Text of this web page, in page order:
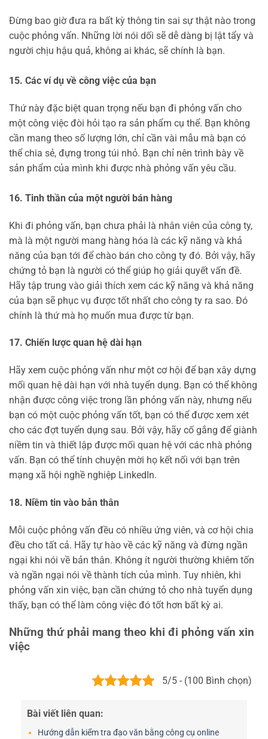
Đừng bao giờ đưa ra bất kỳ thông tin sai sự thật nào trong
cuộc phỏng vấn. Những lời nói dối sẽ dễ dàng bị lật tẩy và
người chịu hậu quả, không ai khác, sẽ chính là bạn.
15. Các ví dụ về công việc của bạn
Thứ này đặc biệt quan trọng nếu bạn đi phỏng vấn cho
một công việc đòi hỏi tạo ra sản phẩm cụ thể. Bạn không
cần mang theo số lượng lớn, chỉ cần vài mẫu mà bạn có
thể chia sẻ, đựng trong túi nhỏ. Bạn chỉ nên trình bày về
sản phẩm của mình khi được nhà phỏng vấn yêu cầu.
16. Tinh thần của một người bán hàng
Khi đi phỏng vấn, bạn chưa phải là nhân viên của công ty,
mà là một người mang hàng hóa là các kỹ năng và khả
năng của bạn tới để chào bán cho công ty đó. Bởi vậy, hãy
chứng tỏ bạn là người có thể giúp họ giải quyết vấn đề.
Hãy tập trung vào giải thích xem các kỹ năng và khả năng
của bạn sẽ phục vụ được tốt nhất cho công ty ra sao. Đó
chính là thứ mà họ muốn mua được từ bạn.
17. Chiến lược quan hệ dài hạn
Hãy xem cuộc phỏng vấn như một cơ hội để bạn xây dựng
mối quan hệ dài hạn với nhà tuyển dụng. Bạn có thể không
nhận được công việc trong lần phỏng vấn này, nhưng nếu
bạn có một cuộc phỏng vấn tốt, bạn có thể được xem xét
cho các đợt tuyển dụng sau. Bởi vậy, hãy cố gắng để giành
niềm tin và thiết lập được mối quan hệ với các nhà phỏng
vấn. Bạn có thể tính chuyện mời họ kết nối với bạn trên
mạng xã hội nghề nghiệp LinkedIn.
18. Niềm tin vào bản thân
Mỗi cuộc phỏng vấn đều có nhiều ứng viên, và cơ hội chia
đều cho tất cả. Hãy tự hào về các kỹ năng và đừng ngần
ngại khi nói về bản thân. Không ít người thường khiêm tốn
và ngần ngại nói về thành tích của mình. Tuy nhiên, khi
phỏng vấn xin việc, bạn cần chứng tỏ cho nhà tuyển dụng
thấy, bạn có thể làm công việc đó tốt hơn bất kỳ ai.
Những thứ phải mang theo khi đi phỏng vấn xin
việc
5/5 - (100 Bình chọn)
Bài viết liên quan:
Hướng dẫn kiểm tra đạo văn bằng công cụ online